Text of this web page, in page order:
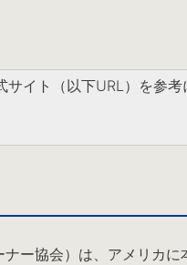
イト（以下URL）を参考
ー協会）は、アメリカに